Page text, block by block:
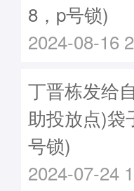
8，p号锁)
2024-08-16
丁晋栋发给
助投放点)袋
号锁)
2024-07-24